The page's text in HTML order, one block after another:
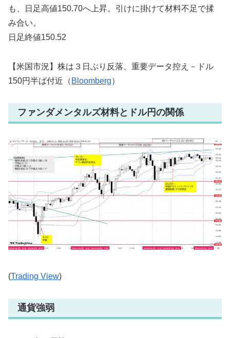
も、日足高値150.70へ上昇。引けに掛けて材料不足で揉
み合い。
日足終値150.52
【米国市況】株は３日ぶり反落、重要データ控え－ドル
150円半ば付近（ Bloomberg）
ファンダメンタルズ材料とドル円の関係
(Trading View)
通貨強弱